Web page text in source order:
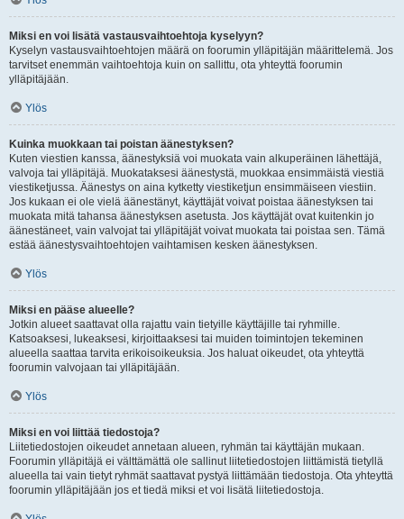
Miksi en voi lisätä vastausvaihtoehtoja kyselyyn?
Kyselyn vastausvaihtoehtojen määrä on foorumin ylläpitäjän määrittelemä. Jos
tarvitset enemmän vaihtoehtoja kuin on sallittu, ota yhteyttä foorumin
ylläpitäjään.
Ylös
Kuinka muokkaan tai poistan äänestyksen?
Kuten viestien kanssa, äänestyksiä voi muokata vain alkuperäinen lähettäjä,
valvoja tai ylläpitäjä. Muokataksesi äänestystä, muokkaa ensimmäistä viestiä
viestiketjussa. Äänestys on aina kytketty viestiketjun ensimmäiseen viestiin.
Jos kukaan ei ole vielä äänestänyt, käyttäjät voivat poistaa äänestyksen tai
muokata mitä tahansa äänestyksen asetusta. Jos käyttäjät ovat kuitenkin jo
äänestäneet, vain valvojat tai ylläpitäjät voivat muokata tai poistaa sen. Tämä
estää äänestysvaihtoehtojen vaihtamisen kesken äänestyksen.
Ylös
Miksi en pääse alueelle?
Jotkin alueet saattavat olla rajattu vain tietyille käyttäjille tai ryhmille.
Katsoaksesi, lukeaksesi, kirjoittaaksesi tai muiden toimintojen tekeminen
alueella saattaa tarvita erikoisoikeuksia. Jos haluat oikeudet, ota yhteyttä
foorumin valvojaan tai ylläpitäjään.
Ylös
Miksi en voi liittää tiedostoja?
Liitetiedostojen oikeudet annetaan alueen, ryhmän tai käyttäjän mukaan.
Foorumin ylläpitäjä ei välttämättä ole sallinut liitetiedostojen liittämistä tietyllä
alueella tai vain tietyt ryhmät saattavat pystyä liittämään tiedostoja. Ota yhteyttä
foorumin ylläpitäjään jos et tiedä miksi et voi lisätä liitetiedostoja.